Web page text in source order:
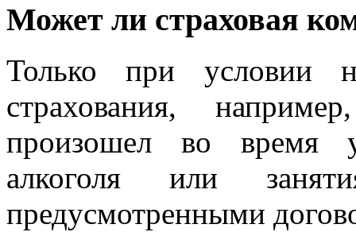
Может ли страховая
Только при условии
страхования,
произошел во время
алкоголя или
предусмотренными